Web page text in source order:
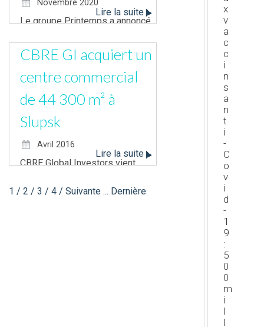
Novembre 2020
Le groupe Printemps a annoncé
quatre magasins Printemps
prochainement (Paris Place
d’ItalieStrasbourg, Metz, Le
Havre), trois magasins Citadium
[…]
Lire la suite
CBRE GI acquiert un
centre commercial
de 44 300 m² à
Slupsk
Avril 2016
CBRE Global Investors vient
Jantar à Slupsk, dans le nord de
Lire la suite
1 / 2 / 3 / 4 / Suivante ... Dernière
x
v
a
c
c
i
n
s
a
n
t
i
-
C
o
v
i
d
-
1
9
:
5
0
0
m
i
l
l